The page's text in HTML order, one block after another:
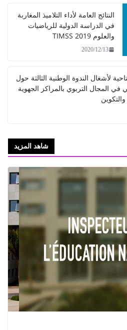
النتائج العامة لأداء التلاميذ المغاربة
في الدراسة الدولية للرياضيات
والعلوم TIMSS 2019
2020/12/13
لأشغال الندوة الوطنية الثالثة حول
في المجال التربوي بالمراكز الجهوية
شاهد المزيد